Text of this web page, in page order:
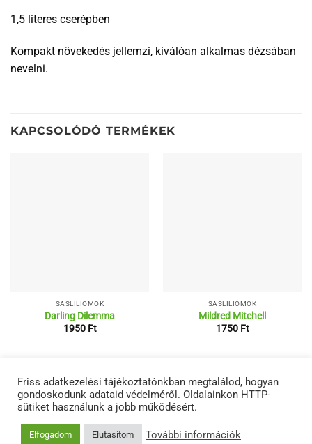
1,5 literes cserépben
Kompakt növekedés jellemzi, kiválóan alkalmas dézsában
nevelni.
KAPCSOLÓDÓ TERMÉKEK
SÁSLILIOMOK
Darling Dilemma
1950 Ft
SÁSLILIOMOK
Mildred Mitchell
1750 Ft
RÓLUNK ÁSZF ADATVÉDELMI NYILATKOZATOK
TERMÉKEINK
KAPCSOLAT
Copyright 2026 ©Netwerk
Friss adatkezelési tájékoztatónkban megtalálod, hogyan
gondoskodunk adataid védelméről. Oldalainkon HTTP-
sütiket használunk a jobb működésért.
Elfogadom Elutasítom További információk